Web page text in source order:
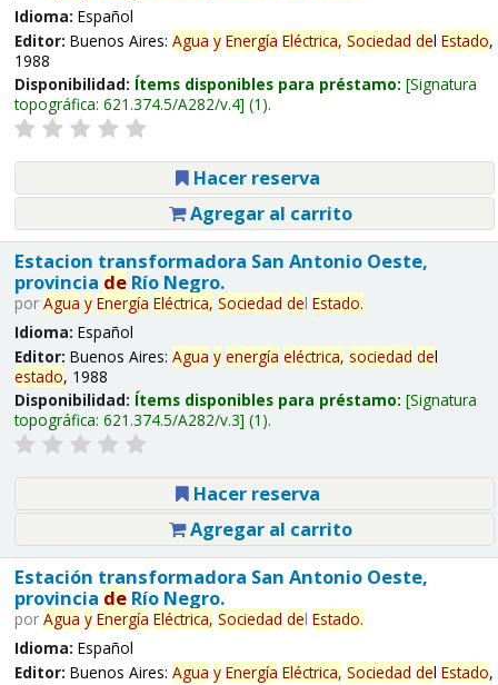
Idioma: Español
Editor: Buenos Aires: Agua y Energía Eléctrica, Sociedad del Estado,
1988
Disponibilidad: Ítems disponibles para préstamo: Signatura
topográfica: 621.374.5/A282/v.4 (1).
Hacer reserva
Agregar al carrito
Estacion transformadora San Antonio Oeste,
provincia deRío Negro.
por Agua y Energía Eléctrica, Sociedad del Estado.
Idioma: Español
Editor: Buenos Aires: Agua y energía eléctrica, sociedad del
estado, 1988
Disponibilidad: Ítems disponibles para préstamo: Signatura
topográfica: 621.374.5/A282/v.3 (1).
Hacer reserva
Agregar al carrito
Estación transformadora San Antonio Oeste,
provincia deRío Negro.
por Agua y Energía Eléctrica, Sociedad del Estado.
Idioma: Español
Editor: Buenos Aires: Agua y Energía Eléctrica, Sociedad del Estado,